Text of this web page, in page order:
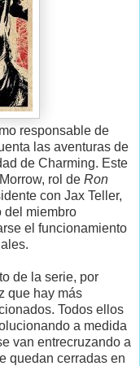
responsable de
las aventuras de
de Charming. Este
rol de Ron
con Jax Teller,
del miembro
el funcionamiento
de la serie, por
que hay más
Todos ellos
a medida
van entrecruzando a
quedan cerradas en